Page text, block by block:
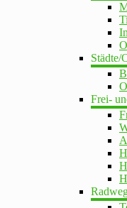
Städte/
Frei-